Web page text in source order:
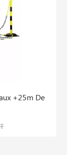
+25m De